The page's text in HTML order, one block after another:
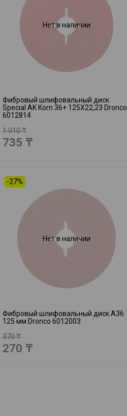
Нет в наличии
Фибровый шлифовальный диск
Special AK Korn 36+ 125X22,23 Dronco
6012814
1 010 ₸
735 ₸
Нет в наличии
-27%
Фибровый шлифовальный диск A36
125 мм Dronco 6012003
370 ₸
270 ₸